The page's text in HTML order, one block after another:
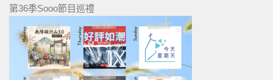
第36季Sooo節目巡禮